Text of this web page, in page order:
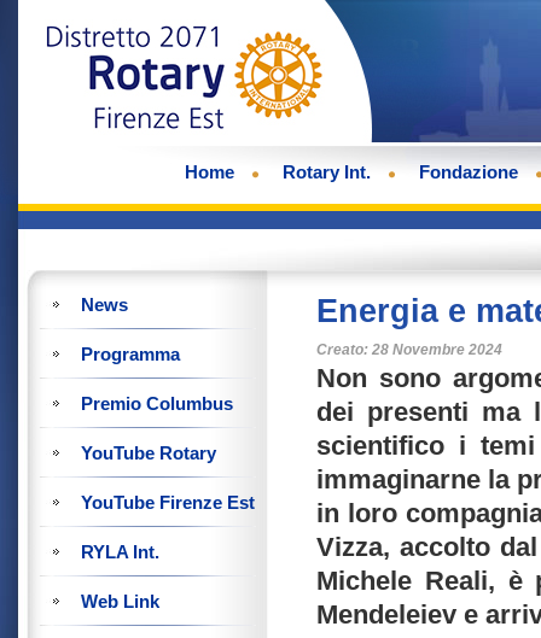
Home Rotary Int. Fondazione
News
Programma
Premio Columbus
YouTube Rotary
YouTube Firenze Est
RYLA Int.
Web Link
Energia e
Creato: 28 Novembre 2024
Non sono
dei presenti ma
scientifico i
immaginarne la
in loro
Vizza, accolto
Michele Reali, è
Mendeleiev e